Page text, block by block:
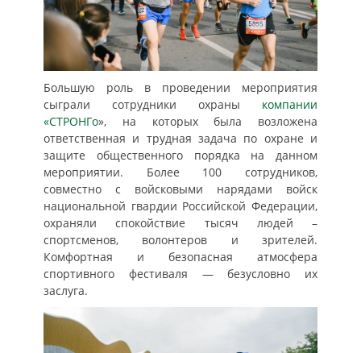
Большую роль в проведении мероприятия
сыграли сотрудники охраны компании
«СТРОНГо», на которых была возложена
ответственная и трудная задача по охране и
защите общественного порядка на данном
мероприятии. Более 100 сотрудников,
совместно с войсковыми нарядами войск
национальной гвардии Российской Федерации,
охраняли спокойствие тысяч людей –
спортсменов, волонтеров и зрителей.
Комфортная и безопасная атмосфера
спортивного фестиваля — безусловно их
заслуга.